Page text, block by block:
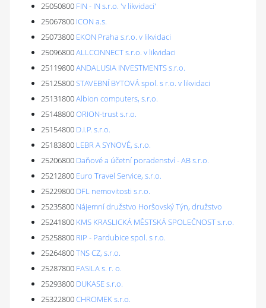
25050800 FIN - IN s.r.o. 'v likvidaci'
25067800 ICON a.s.
25073800 EKON Praha s.r.o. v likvidaci
25096800ALLCONNECT s.r.o. v likvidaci
25119800ANDALUSIA INVESTMENTS s.r.o.
25125800STAVEBNÍ BYTOVÁ spol. s r.o. v likvidaci
25131800Albion computers, s.r.o.
25148800ORION-trust s.r.o.
25154800 D.I.P. s.r.o.
25183800 LEBR A SYNOVÉ, s.r.o.
25206800 Daňové a účetní poradenství - AB s.r.o.
25212800 Euro Travel Service, s.r.o.
25229800 DFL nemovitosti s.r.o.
25235800 Nájemní družstvo Horšovský Týn, družstvo
25241800 KMS KRASLICKÁ MĚSTSKÁ SPOLEČNOST s.r.o.
25258800 RIP - Pardubice spol. s r.o.
25264800TNS CZ, s.r.o.
25287800 FASILA s. r. o.
25293800 DUKASE s.r.o.
25322800CHROMEK s.r.o.